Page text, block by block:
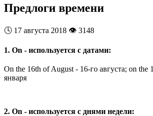
Предлоги времени
🕓 17 августа 2018 👁️ 3148
1. On - используется с датами:
On the 16th of August - 16-го августа; on the 1
января
2. On - используется с днями недели: